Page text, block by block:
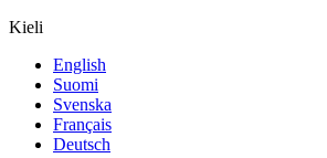
Kieli
English
Suomi
Svenska
Français
Deutsch